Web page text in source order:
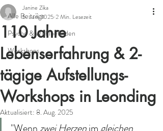
Alle Beiträge
Psyche & Wohlbefinden
Workshops
110 Jahre
Lebenserfahrung & 2-
tägige Aufstellungs-
Workshops in Leonding
Janine Zika
5. Juni 2025 2 Min. Lesezeit
Aktualisiert: 8. Aug. 2025